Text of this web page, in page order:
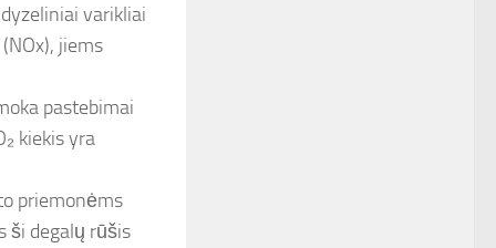
varikliai
jiems
pastebimai
kiekis yra
priemonėms
ši degalų rūšis